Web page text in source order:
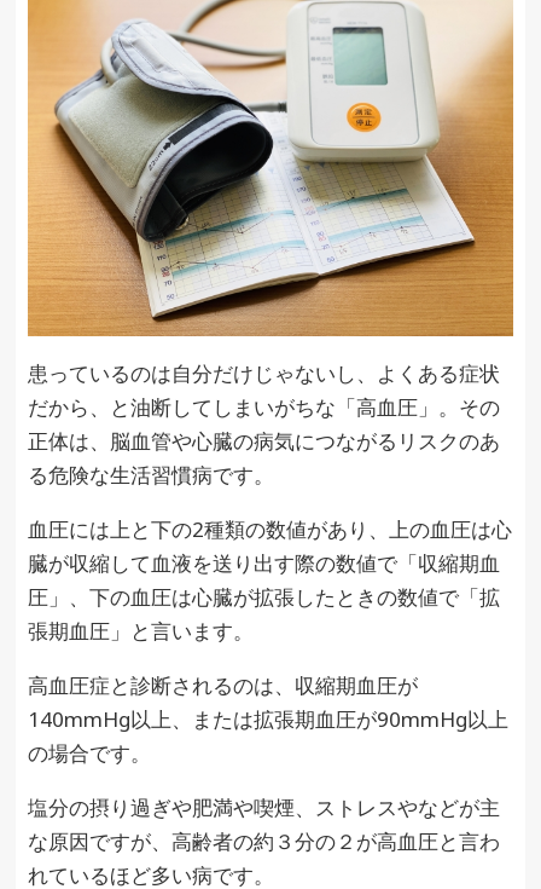
患っているのは自分だけじゃないし、よくある症状
だから、と油断してしまいがちな「高血圧」。その
正体は、脳血管や心臓の病気につながるリスクのあ
る危険な生活習慣病です。
血圧には上と下の2種類の数値があり、上の血圧は心
臓が収縮して血液を送り出す際の数値で「収縮期血
圧」、下の血圧は心臓が拡張したときの数値で「拡
張期血圧」と言います。
高血圧症と診断されるのは、収縮期血圧が
140mmHg以上、または拡張期血圧が90mmHg以上
の場合です。
塩分の摂り過ぎや肥満や喫煙、ストレスやなどが主
な原因ですが、高齢者の約３分の２が高血圧と言わ
れているほど多い病です。